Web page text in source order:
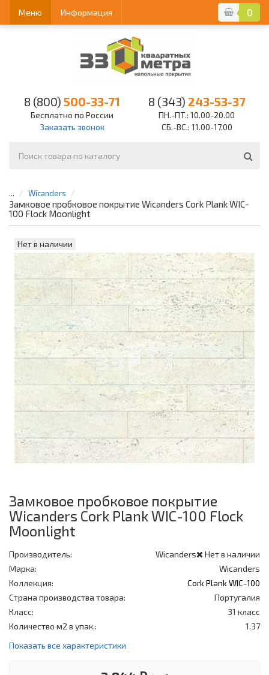
0
Меню Информация
8 (800) 500-33-71
Бесплатно по России
Заказать звонок
8 (343) 243-53-37
ПН.-ПТ.: 10.00-20.00
СБ.-ВС.: 11.00-17.00
... Wicanders
Замковое пробковое покрытие Wicanders Cork Plank WIC-
100 Flock Moonlight
Нет в наличии
Замковое пробковое покрытие
Wicanders Cork Plank WIC-100 Flock
Moonlight
Нет в наличии
Производитель:
Wicanders
Марка:
Wicanders
Коллекция:
Cork Plank WIC-100
Страна производства товара:
Португалия
Класс:
31 класс
Количество м2 в упак.:
1.37
Показать все характеристики